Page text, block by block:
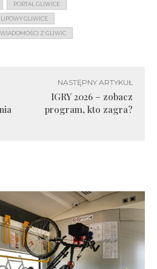
PORTAL GLIWICE
LIPOWY GLIWICE
WIADOMOŚCI Z GLIWIC
NASTĘPNY ARTYKUŁ
IGRY 2026 – zobacz
program, kto zagra?